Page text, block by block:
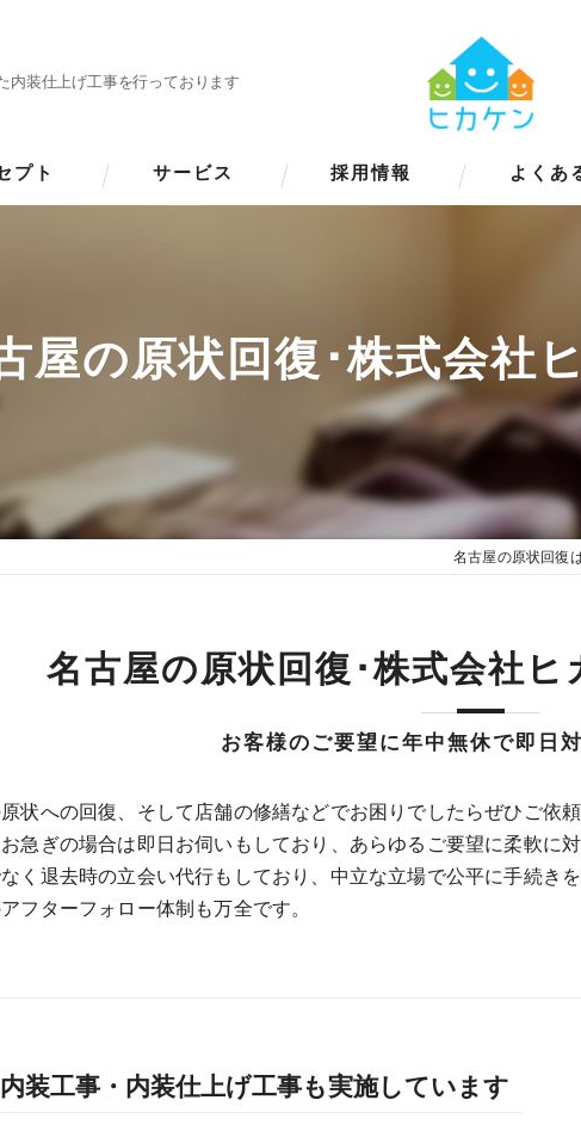
内装仕上げ工事を行っております
プト サービス 採用情報 よくあ
屋の原状回復･株式会社
名古屋の原状回復
お客様のご要望に年中無休で即日
名古屋の原状回復･株式会社
状への回復、そして店舗の修繕などでお困りでしたらぜひご
急ぎの場合は即日お伺いもしており、あらゆるご要望に柔軟に対
く退去時の立会い代行もしており、中立な立場で公平に手続
フターフォロー体制も万全です。
装工事・内装仕上げ工事も実施しています